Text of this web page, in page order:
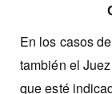
En los casos
también el
que esté